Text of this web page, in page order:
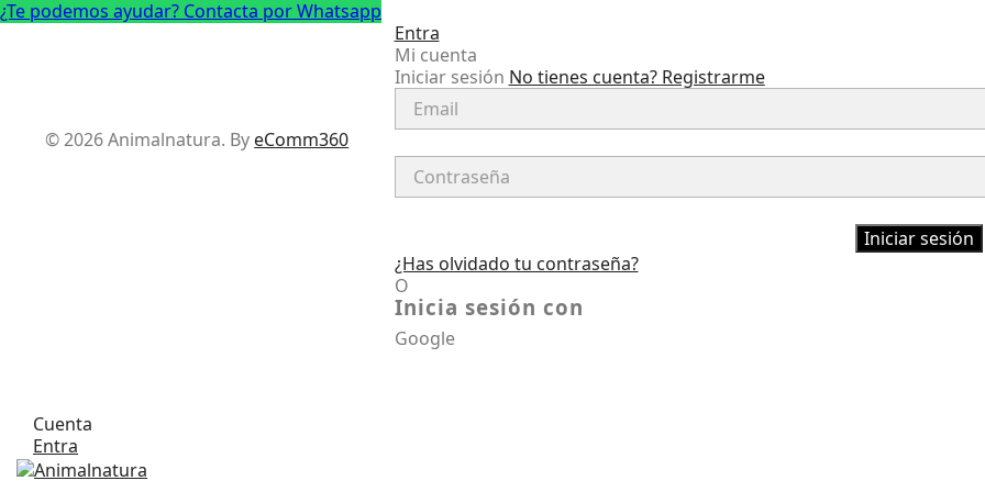
¿Te podemos ayudar? Contacta por Whatsapp
© 2026 Animalnatura. By eComm360
Entra
Mi cuenta
Iniciar sesión No tienes cuenta? Registrarme
Iniciar sesión
¿Has olvidado tu contraseña?
O
Inicia sesión con
Google
Cuenta
Entra